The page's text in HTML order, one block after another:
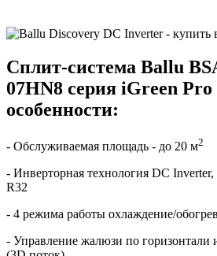
Сплит-система Ballu
07HN8 серия iGreen
особенности:
- Обслуживаемая площадь - до 20 м2
- Инверторная технология DC
R32
- 4 режима работы охлаждение/
- Управление жалюзи по горизонтали